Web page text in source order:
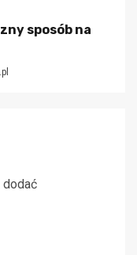
sposób na
dodać